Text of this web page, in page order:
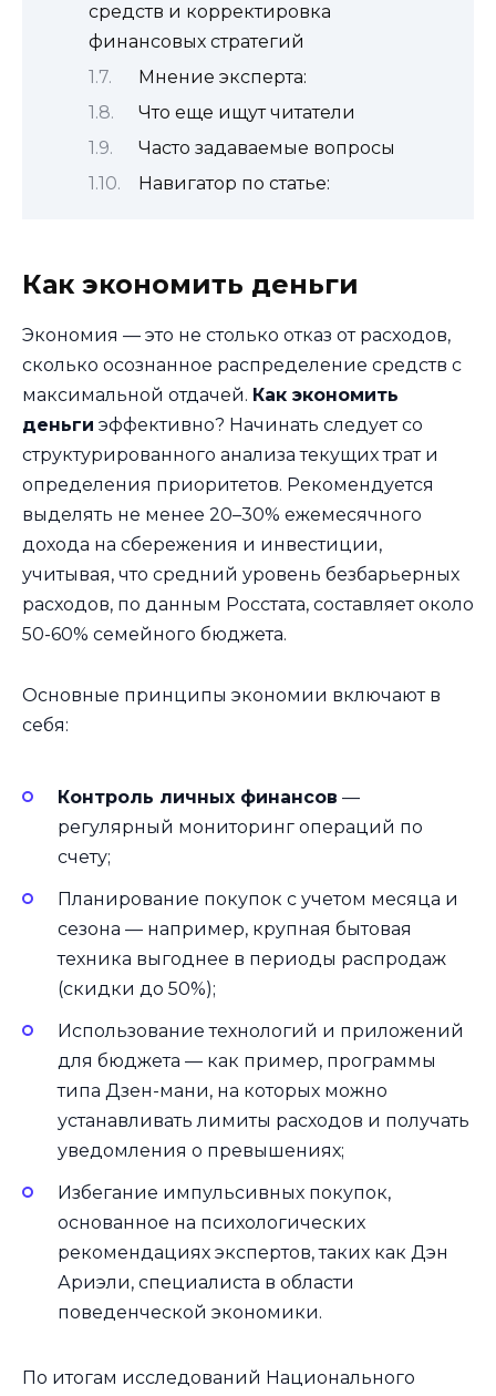
средств и корректировка
финансовых стратегий
Мнение эксперта:
Что еще ищут читатели
Часто задаваемые вопросы
Навигатор по статье:
Как экономить деньги
Экономия — это не столько отказ от расходов,
сколько осознанное распределение средств с
максимальной отдачей. Как экономить
деньги эффективно? Начинать следует со
структурированного анализа текущих трат и
определения приоритетов. Рекомендуется
выделять не менее 20–30% ежемесячного
дохода на сбережения и инвестиции,
учитывая, что средний уровень безбарьерных
расходов, по данным Росстата, составляет около
50-60% семейного бюджета.
Основные принципы экономии включают в
себя:
Контроль личных финансов —
регулярный мониторинг операций по
счету;
Планирование покупок с учетом месяца и
сезона — например, крупная бытовая
техника выгоднее в периоды распродаж
(скидки до 50%);
Использование технологий и приложений
для бюджета — как пример, программы
типа Дзен-мани, на которых можно
устанавливать лимиты расходов и получать
уведомления о превышениях;
Избегание импульсивных покупок,
основанное на психологических
рекомендациях экспертов, таких как Дэн
Ариэли, специалиста в области
поведенческой экономики.
По итогам исследований Национального